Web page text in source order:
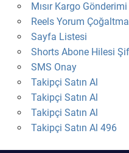
Mısır Kargo Gönderimi
Reels Yorum
Sayfa Listesi
Shorts Abone Hilesi
SMS Onay
Takipçi Satın Al
Takipçi Satın Al
Takipçi Satın Al
Takipçi Satın Al 496